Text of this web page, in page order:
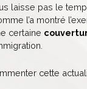
laisse pas le
l’a montré
certaine
cette